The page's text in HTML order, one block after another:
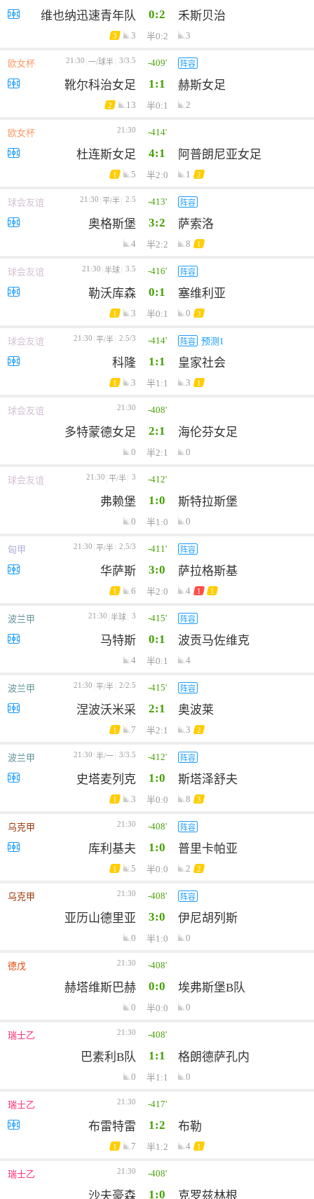
维也纳迅速青年队 0:2 禾斯贝治
3 3 半0:2 3
欧女杯 21:30 一/球半 3/3.5 -409' 阵容
靴尔科治女足 1:1 赫斯女足
2 13 半0:1 2
欧女杯 21:30 -414'
杜连斯女足 4:1 阿普朗尼亚女足
1 5 半2:0 1 2
球会友谊 21:30 平/半 2.5 -413' 阵容
奥格斯堡 3:2 萨索洛
4 半2:2 8 1
球会友谊 21:30 半球 3.5 -416' 阵容
勒沃库森 0:1 塞维利亚
1 3 半0:1 0 3
球会友谊 21:30 平/半 2.5/3 -414' 阵容 预测1
科隆 1:1 皇家社会
1 3 半1:1 3 1
球会友谊 21:30 -408'
多特蒙德女足 2:1 海伦芬女足
0 半2:1 0
球会友谊 21:30 平/半 3 -412'
弗赖堡 1:0 斯特拉斯堡
0 半1:0 0
匈甲 21:30 平/半 2.5/3 -411' 阵容
华萨斯 3:0 萨拉格斯基
1 6 半2:0 4 1 1
波兰甲 21:30 半球 3 -415' 阵容
马特斯 0:1 波贡马佐维克
4 半0:1 4
波兰甲 21:30 平/半 2/2.5 -415' 阵容
涅波沃米采 2:1 奥波莱
1 7 半2:1 3 2
波兰甲 21:30 半/一 3/3.5 -412' 阵容
史塔麦列克 1:0 斯塔泽舒夫
1 3 半0:0 8 3
乌克甲 21:30 -408' 阵容
库利基夫 1:0 普里卡帕亚
1 5 半0:0 2 2
乌克甲 21:30 -408' 阵容
亚历山德里亚 3:0 伊尼胡列斯
0 半1:0 0
德戊 21:30 -408'
赫塔维斯巴赫 0:0 埃弗斯堡B队
0 半0:0 0
瑞士乙 21:30 -408'
巴素利B队 1:1 格朗德萨孔内
0 半1:1 0
瑞士乙 21:30 -417'
布雷特雷 1:2 布勒
1 7 半1:2 4 1
瑞士乙 21:30 -408'
沙夫豪森 1:0 克罗兹林根